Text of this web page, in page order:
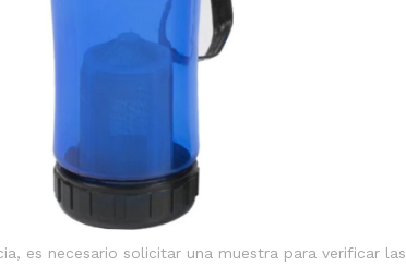
es necesario solicitar una muestra para verificar las